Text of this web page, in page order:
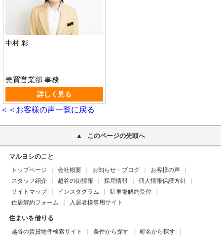
中村 彩
売買営業部 事務
詳しく見る
＜＜お客様の声一覧に戻る
このページの先頭へ
マルヨシのこと
トップページ 会社概要 お知らせ・ブログ
お客様の声
スタッフ紹介
越谷の街情報 採用情報
個人情報保護方針
サイトマップ
インスタグラム
駐車場解約受付
住居解約フォーム
入居者様専用サイト
住まいを借りる
越谷の賃貸物件検索サイト 条件から探す
町名から探す